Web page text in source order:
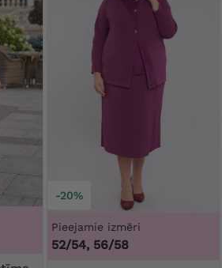
-20%
Pieejamie izmēri
52/54, 56/58